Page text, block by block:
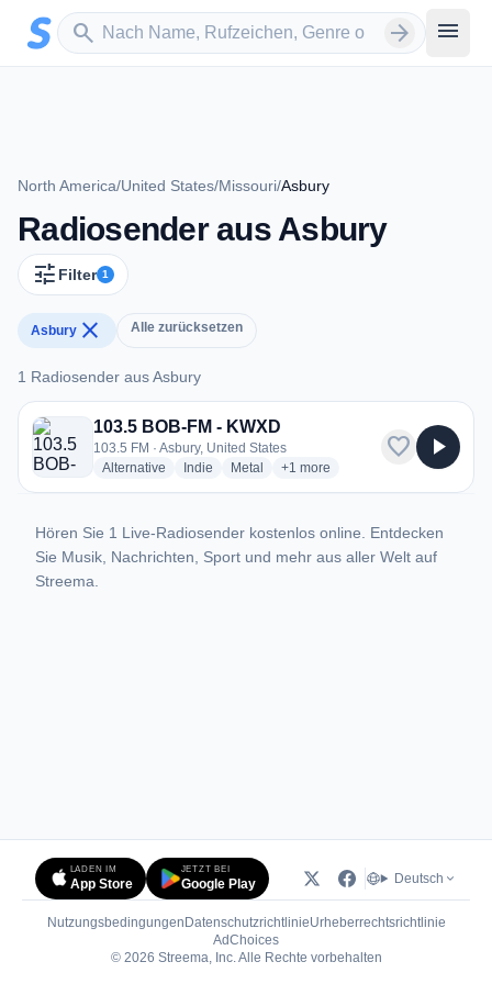
Zum Hauptinhalt springen
search
Sender suchen arrow_forward menu
North America/United States/Missouri/Asbury
Radiosender aus Asbury
tune Filter 1
Asbury close Alle zurücksetzen
1 Radiosender aus Asbury
1 Radiosender aus Asbury
103.5 BOB-FM - KWXD
103.5 FM · Asbury, United States
Alternative radio stations
Indie radio stations
Metal radio stations
+1 more genres for 103.5 BOB-FM
more
favorite play_arrow
Hören Sie 1 Live-Radiosender kostenlos online. Entdecken
Sie Musik, Nachrichten, Sport und mehr aus aller Welt auf
Streema.
LADEN IM
App Store
JETZT BEI
Google Play Deutsch
Nutzungsbedingungen DatenschutzrichtlinieUrheberrechtsrichtlinie
AdChoices(öffnet in neuem Tab)
© 2026 Streema, Inc. Alle Rechte vorbehalten